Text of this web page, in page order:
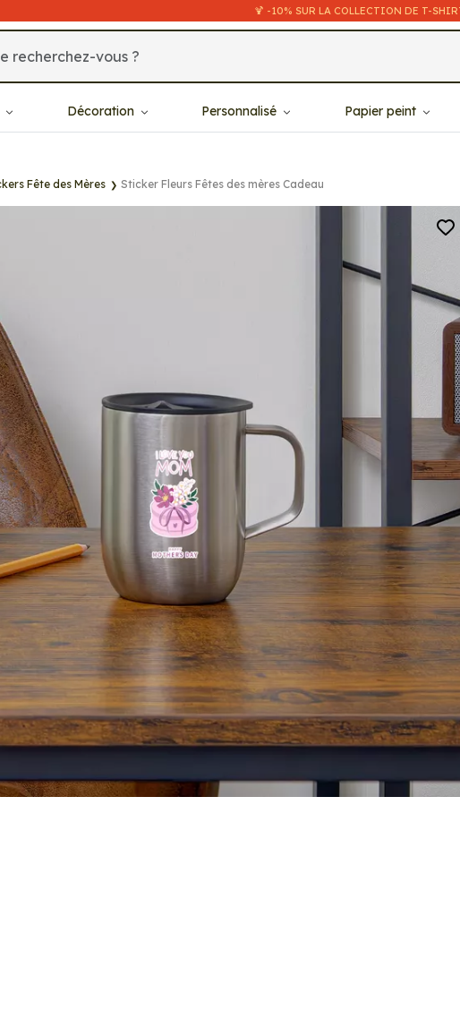
🍹 -10% SUR LA COLLECTION DE T-
Décoration Personnalisé Papier peint
Fête des Mères Sticker Fleurs Fêtes des mères Cadeau